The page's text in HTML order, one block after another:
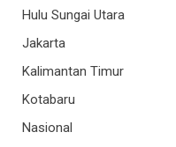
Hulu Sungai Utara
Jakarta
Kalimantan Timur
Kotabaru
Nasional